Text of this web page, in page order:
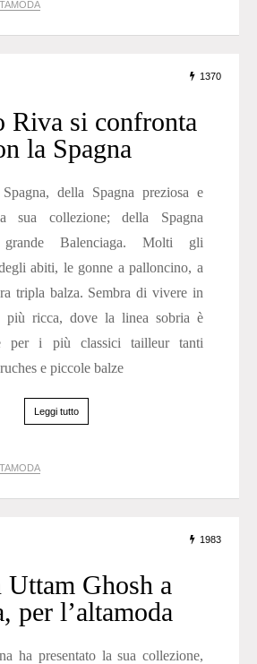
1370
Riva si confronta
la Spagna
della Spagna preziosa e
sua collezione; della Spagna
grande Balenciaga. Molti gli
abiti, le gonne a palloncino, a
tripla balza. Sembra di vivere in
più ricca, dove la linea sobria è
per i più classici tailleur tanti
e piccole balze
Leggi tutto
1983
Ghosh a
per l’altamoda
ha presentato la sua collezione,